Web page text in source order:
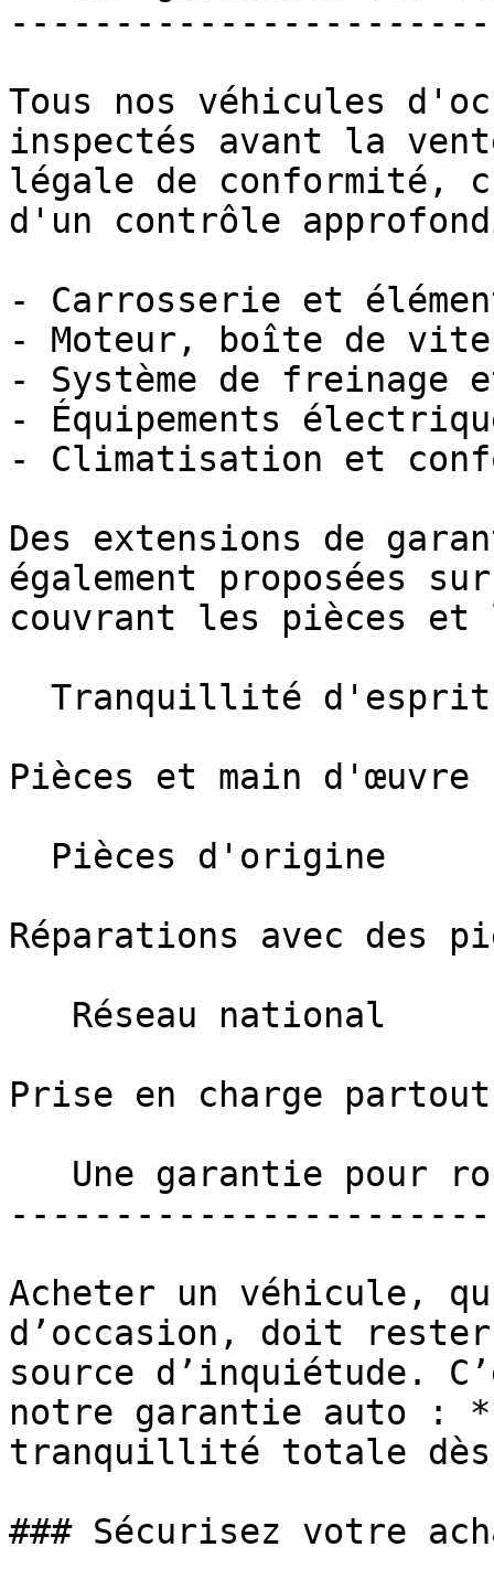
Tous nos véhicules
inspectés avant la
légale de conformité,
d'un contrôle
- Carrosserie et
- Moteur, boîte de
- Système de freinage
- Équipements
- Climatisation et
Des extensions de
également proposées
couvrant les pièces et
Pièces et main d'œuvre
Réparations avec des
Prise en charge
Acheter un véhicule,
d’occasion, doit
source d’inquiétude.
notre garantie auto :
tranquillité totale dès
### Sécurisez votre